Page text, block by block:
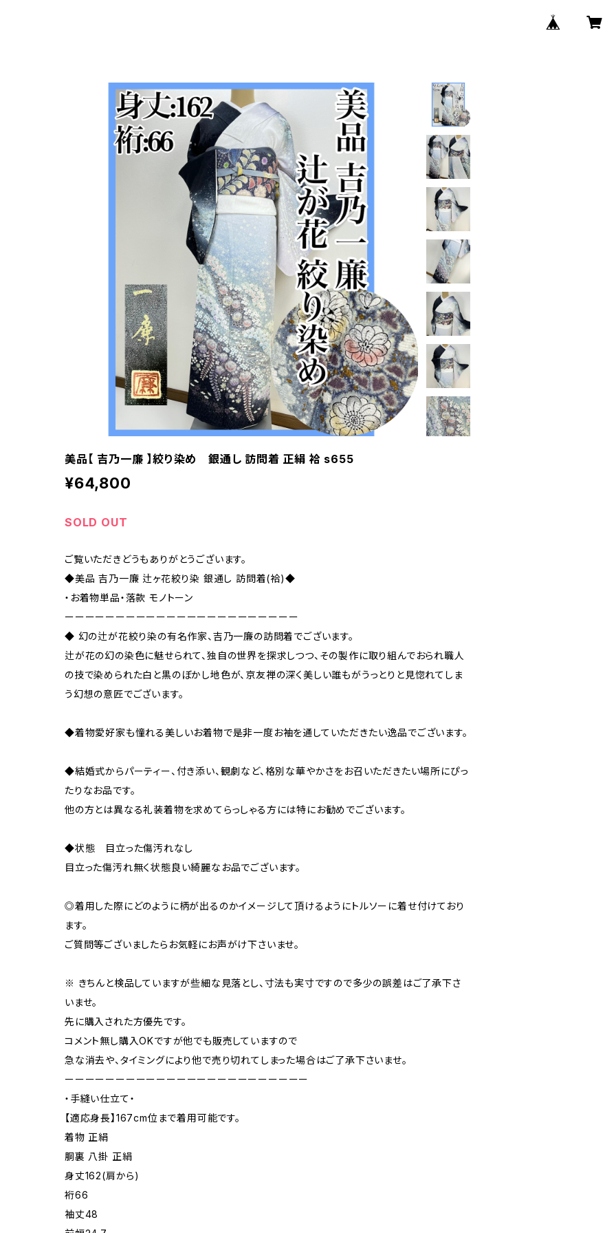
美品【 吉乃一廉 】絞り染め 銀通し 訪問着 正絹 袷 s655
¥64,800
SOLD OUT
ご覧いただきどうもありがとうございます。
◆美品 吉乃一廉 辻ヶ花絞り染 銀通し 訪問着(袷)◆
・お着物単品・落款 モノトーン
ーーーーーーーーーーーーーーーーーーーーーーー
◆ 幻の辻が花絞り染の有名作家、吉乃一廉の訪問着でございます。
辻が花の幻の染色に魅せられて、独自の世界を探求しつつ、その製作に取り組んでおられ職人
の技で染められた白と黒のぼかし地色が、京友禅の深く美しい誰もがうっとりと見惚れてしま
う幻想の意匠でございます。
◆着物愛好家も憧れる美しいお着物で是非一度お袖を通していただきたい逸品でございます。
◆結婚式からパーティー、付き添い、観劇など、格別な華やかさをお召いただきたい場所にぴっ
たりなお品です。
他の方とは異なる礼装着物を求めてらっしゃる方には特にお勧めでございます。
◆状態 目立った傷汚れなし
目立った傷汚れ無く状態良い綺麗なお品でございます。
◎着用した際にどのように柄が出るのかイメージして頂けるようにトルソーに着せ付けており
ます。
ご質問等ございましたらお気軽にお声がけ下さいませ。
※ きちんと検品していますが些細な見落とし、寸法も実寸ですので多少の誤差はご了承下さ
いませ。
先に購入された方優先です。
コメント無し購入OKですが他でも販売していますので
急な消去や、タイミングにより他で売り切れてしまった場合はご了承下さいませ。
ーーーーーーーーーーーーーーーーーーーーーーーー
・手縫い仕立て・
【適応身長】167cm位まで着用可能です。
着物 正絹
胴裏 八掛 正絹
身丈162(肩から)
裄66
袖丈48